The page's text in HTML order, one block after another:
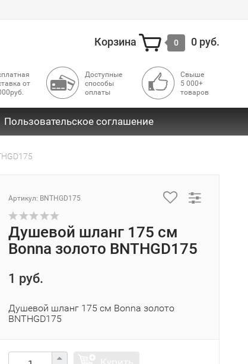
Корзина 0 0 руб.
от
Доступные
способы
оплаты
Свыше
5 000+
товаров
Пользовательское соглашение
Артикул: BNTHGD175
Душевой шланг 175 см
Bonna золото BNTHGD175
1 руб.
Душевой шланг 175 см Bonna золото
BNTHGD175